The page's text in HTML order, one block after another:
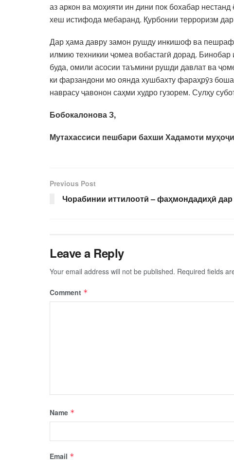
аз аркон ва моҳияти ин дини пок бохабар
хеш истифода мебаранд. Қурбонии терроризм
Дар ҳама давру замон рушду инкишоф ва
илмию техникии ҷомеа вобастагӣ дорад.
буда, омили асосии таъмини рушди давлат ва
ки фарзандони мо оянда хушбахту фараҳрӯз
наврасу ҷавонон саҳми худро гузорем. Сулҳу
Бобокалонова З,
Мутахассиси пешбари бахши Хадамоти
Previous Post
Чорабинии иттилоотӣ – фаҳмондадиҳӣ
Leave a Reply
Your email address will not be published. Required fields
Comment *
Name *
Email *